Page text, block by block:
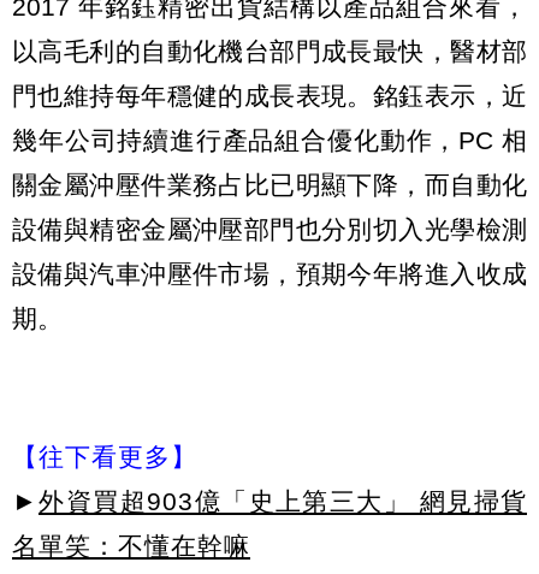
2017 年銘鈺精密出貨結構以產品組合來看，
以高毛利的自動化機台部門成長最快，醫材部
門也維持每年穩健的成長表現。銘鈺表示，近
幾年公司持續進行產品組合優化動作，PC 相
關金屬沖壓件業務占比已明顯下降，而自動化
設備與精密金屬沖壓部門也分別切入光學檢測
設備與汽車沖壓件市場，預期今年將進入收成
期。
【往下看更多】
► 外資買超903億「史上第三大」 網見掃貨
名單笑：不懂在幹嘛